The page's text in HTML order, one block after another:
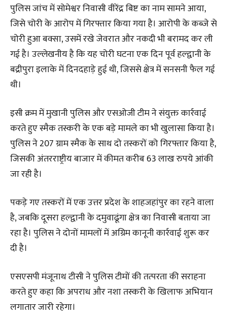
पुलिस जांच में सोमेश्वर निवासी वीरेंद्र बिष्ट का नाम सामने आया,
जिसे चोरी के आरोप में गिरफ्तार किया गया है। आरोपी के कब्जे से
चोरी हुआ बक्सा, उसमें रखे जेवरात और नकदी भी बरामद कर ली
गई है। उल्लेखनीय है कि यह चोरी घटना एक दिन पूर्व हल्द्वानी के
बद्रीपुरा इलाके में दिनदहाड़े हुई थी, जिससे क्षेत्र में सनसनी फैल गई
थी।
इसी क्रम में मुखानी पुलिस और एसओजी टीम ने संयुक्त कार्रवाई
करते हुए स्मैक तस्करी के एक बड़े मामले का भी खुलासा किया है।
पुलिस ने 207 ग्राम स्मैक के साथ दो तस्करों को गिरफ्तार किया है,
जिसकी अंतरराष्ट्रीय बाजार में कीमत करीब 63 लाख रुपये आंकी
जा रही है।
पकड़े गए तस्करों में एक उत्तर प्रदेश के शाहजहांपुर का रहने वाला
है, जबकि दूसरा हल्द्वानी के दमुवाढूंगा क्षेत्र का निवासी बताया जा
रहा है। पुलिस ने दोनों मामलों में अग्रिम कानूनी कार्रवाई शुरू कर
दी है।
एसएसपी मंजूनाथ टीसी ने पुलिस टीमों की तत्परता की सराहना
करते हुए कहा कि अपराध और नशा तस्करी के खिलाफ अभियान
लगातार जारी रहेगा।